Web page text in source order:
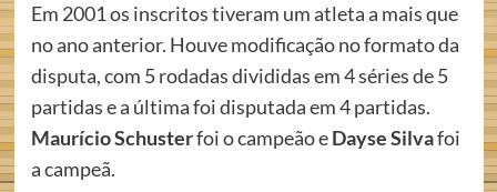
Em 2001 os inscritos tiveram um atleta a mais que
no ano anterior. Houve modificação no formato da
disputa, com 5 rodadas divididas em 4 séries de 5
partidas e a última foi disputada em 4 partidas.
Maurício Schusterfoi o campeão eDayse Silvafoi
a campeã.